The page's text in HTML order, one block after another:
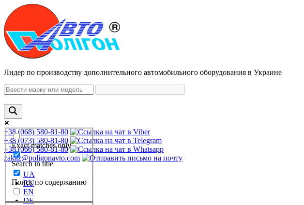
Лидер по производству дополнительного автомобильного оборудования в Украине
Exact matches only
Search in title
Поиск по содержанию
+38 (068) 580-81-80
+38 (073) 580-81-80
+38 (066) 580-81-80
zakaz@poligonavto.com
UA
RU
EN
DE